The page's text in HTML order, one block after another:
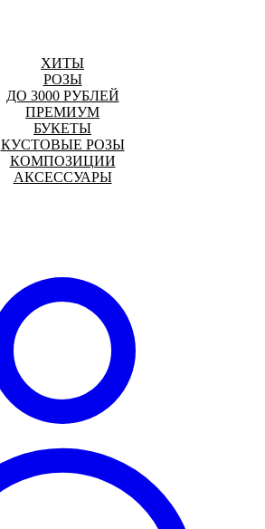
ХИТЫ
РОЗЫ
ДО 3000 РУБЛЕЙ
ПРЕМИУМ
БУКЕТЫ
КУСТОВЫЕ РОЗЫ
КОМПОЗИЦИИ
АКСЕССУАРЫ